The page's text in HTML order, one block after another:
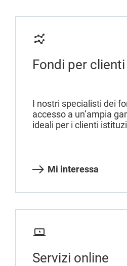
Fondi per
I nostri specialisti dei
accesso a un’ampia
ideali per i clienti
Mi interessa
Servizi online